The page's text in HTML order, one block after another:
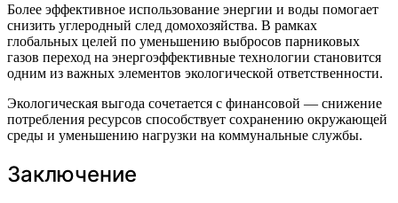
Более эффективное использование энергии и воды помогает
снизить углеродный след домохозяйства. В рамках
глобальных целей по уменьшению выбросов парниковых
газов переход на энергоэффективные технологии становится
одним из важных элементов экологической ответственности.
Экологическая выгода сочетается с финансовой — снижение
потребления ресурсов способствует сохранению окружающей
среды и уменьшению нагрузки на коммунальные службы.
Заключение